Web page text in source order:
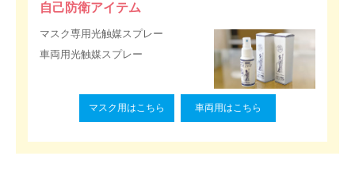
自己防衛アイテム
マスク専用光触媒スプレー
車両用光触媒スプレー
マスク用はこちら 車両用はこちら